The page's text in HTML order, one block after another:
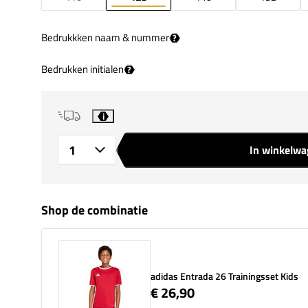
Bedrukkken naam & nummer ?
Bedrukken initialen ?
i
In
Shop de combinatie
adidas Entrada 26 Trainingsset Kids
€ 26,90